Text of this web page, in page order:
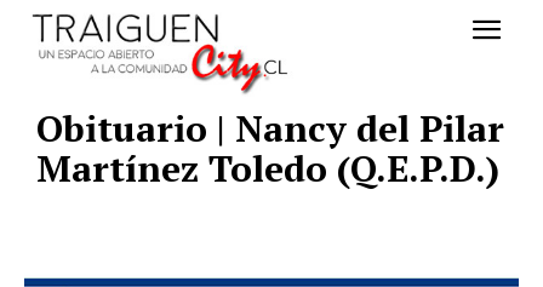
Obituario | Nancy del Pilar
Martínez Toledo (Q.E.P.D.)